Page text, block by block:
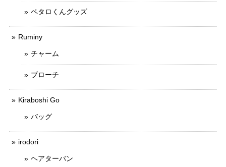
ペタロくんグッズ
Ruminy
チャーム
ブローチ
Kiraboshi Go
バッグ
irodori
ヘアターバン